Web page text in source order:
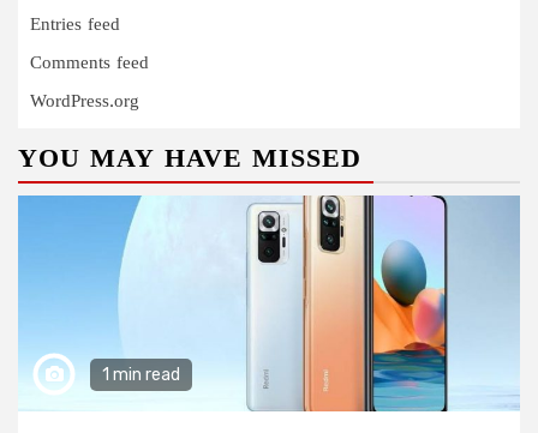
Entries feed
Comments feed
WordPress.org
YOU MAY HAVE MISSED
1 min read